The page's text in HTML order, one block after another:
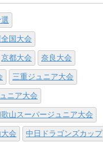
国大会
京都大会 奈良大会
三重ジュニア大会
ニア大会
山スーパージュニア大会
会 中日ドラゴンズカップ